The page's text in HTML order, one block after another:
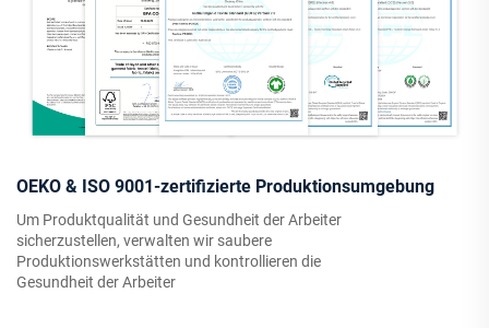
OEKO & ISO 9001-zertifizierte Produktionsumgebung
Um Produktqualität und Gesundheit der Arbeiter
sicherzustellen, verwalten wir saubere
Produktionswerkstätten und kontrollieren die
Gesundheit der Arbeiter